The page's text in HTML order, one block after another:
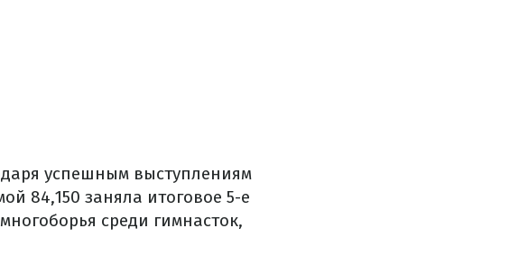
успешным выступлениям
84,150 заняла итоговое 5-е
среди гимнасток,